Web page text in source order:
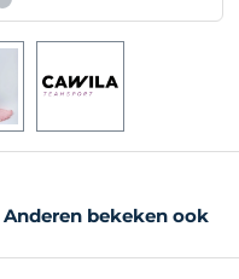
Anderen bekeken ook